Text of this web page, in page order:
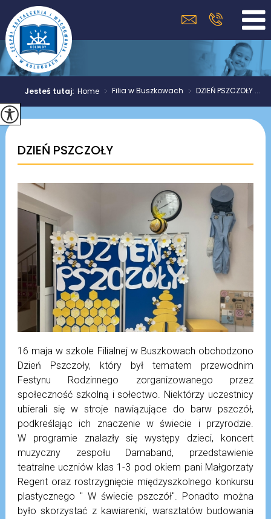
Jesteś tutaj:Home > Filia w Buszkowach > DZIEŃ PSZCZOŁY ...
DZIEŃ PSZCZOŁY
16 maja w szkole Filialnej w Buszkowach obchodzono
Dzień Pszczoły, który był tematem przewodnim
Festynu Rodzinnego zorganizowanego przez
społeczność szkolną i sołectwo. Niektórzy uczestnicy
ubierali się w stroje nawiązujące do barw pszczół,
podkreślając ich znaczenie w świecie i przyrodzie.
W programie znalazły się występy dzieci, koncert
muzyczny zespołu Damaband, przedstawienie
teatralne uczniów klas 1-3 pod okiem pani Małgorzaty
Regent oraz rostrzygnięcie międzyszkolnego konkursu
plastycznego " W świecie pszczół". Ponadto można
było skorzystać z kawiarenki, warsztatów budowania